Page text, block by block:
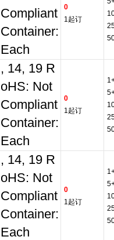
Compliant
Container:
Each
0
1起订
, 14, 19 R
oHS: Not
Compliant
Container:
Each
0
1起订
, 14, 19 R
oHS: Not
Compliant
Container:
Each
0
1起订